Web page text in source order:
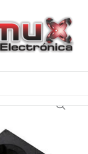
Transistores